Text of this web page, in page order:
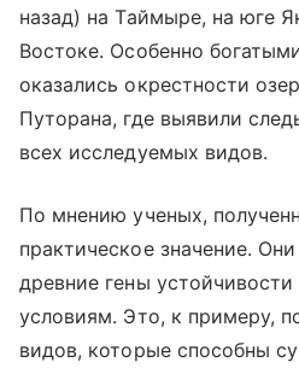
назад) на Таймыре, на юге
Востоке. Особенно
оказались окрестности
Путорана, где выявили
всех исследуемых видов.
По мнению ученых,
практическое значение.
древние гены
условиям. Это, к примеру,
видов, которые способны